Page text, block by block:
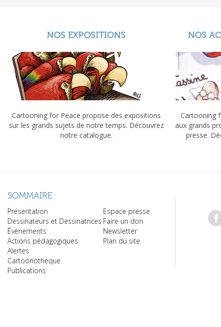
NOS EXPOSITIONS
Cartooning for Peace propose des expositions
sur les grands sujets de notre temps. Découvrez
notre catalogue.
NOS
Cartooning
aux grands
presse.
SOMMAIRE
Présentation
Dessinateurs et Dessinatrices
Évènements
Actions pédagogiques
Alertes
Cartoonothèque
Publications
Espace presse
Faire un don
Newsletter
Plan du site